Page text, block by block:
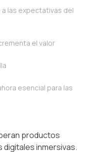
las expectativas del
el valor
esencial para las
productos
inmersivas.